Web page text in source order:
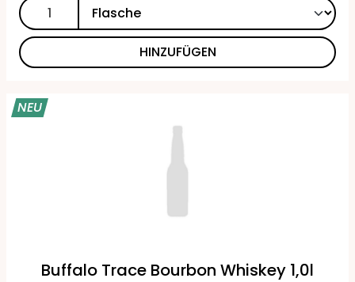
HINZUFÜGEN
NEU
Buffalo Trace Bourbon Whiskey 1,0l